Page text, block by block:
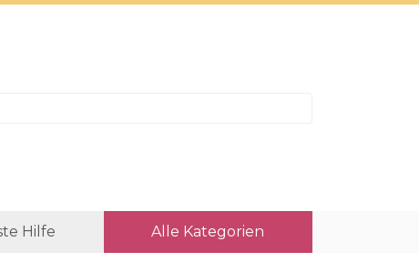
Hilfe Alle Kategorien